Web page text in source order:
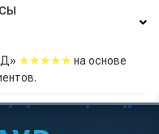
★★★★★ на основе